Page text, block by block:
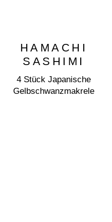
HAMACHI
SASHIMI
4 Stück Japanische
Gelbschwanzmakrele